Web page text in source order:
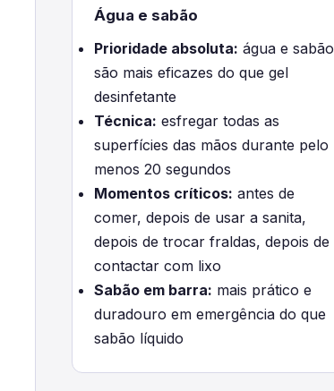
Água e sabão
Prioridade absoluta: água e sabão
são mais eficazes do que gel
desinfetante
Técnica: esfregar todas as
superfícies das mãos durante pelo
menos 20 segundos
Momentos críticos: antes de
comer, depois de usar a sanita,
depois de trocar fraldas, depois de
contactar com lixo
Sabão em barra: mais prático e
duradouro em emergência do que
sabão líquido